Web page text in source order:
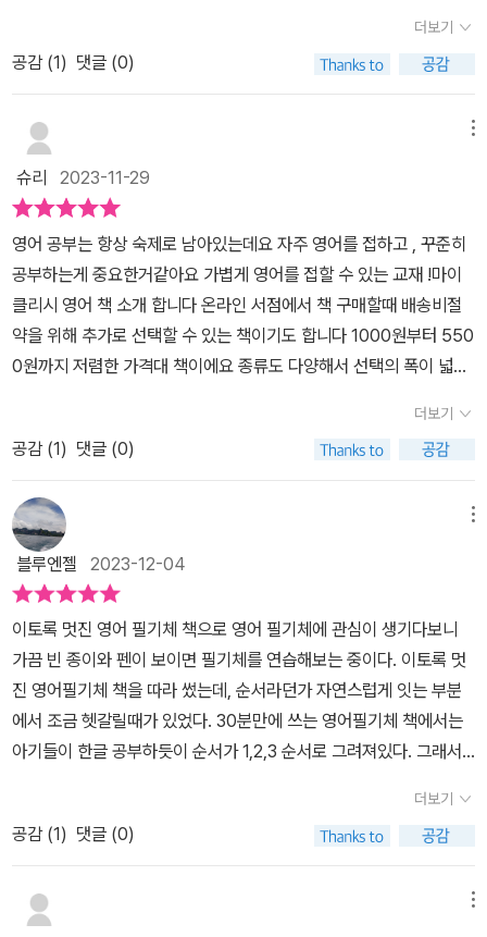
끝내는 영어 필기체 6가지 필기체! 공부 의욕이 샘솟는! + 공부명언
필기체 30>을 펼치는 순간,그때 그 교실 풍경이 스르르 떠오르더라
고요.반갑기도 하고, 괜히 웃음도 나고요.​점선 따라 쓰다 보니, 손이
먼저 기억하더라고요책 구성은 정말 단순해요.알파벳 하나당 여러 번
면 돼요.“아, 이래서 필사책은 고민할 게 없어서 좋은 거구나” 싶었어
요.머리는 쉬고, 손만 움직이는 시간요.처음엔 어색했는데몇 장 넘기
다 보니 손이 점점 부드러워지더라고요.예전에 그렇게 어렵게 느껴졌
던 필기체가“아, 원래 이렇게 이어지는 거였지” 하고 기억을 되찾는
느낌이었어요.​ 엄마 글씨를 못 읽겠다는 아이 옆에서 혼자 웃었어요
제가 필기체를 쓰고 있으니까옆에서 지켜보던 아이가 그러더라고
요.“엄마, 이게 뭐야? 하나도 못 알아보겠어.”그러면서 본인은 교과서
에 나오는 정자체가 최고라며굳이 굳이 정자체로 영어를 쓰겠대요.그
모습이 너무 웃기고 귀여워서 혼자 웃었어요.아이 눈에는 외계어처럼
느껴졌어요. 6가지 필기체로 쓰는 공부 명언, 의외로 힐링이에요이
책에서 제일 좋았던 부분은뒤쪽에 있는 공부 명언 30개였어요.같은
문장인데 필기체가 달라지니까느낌도 완전히 다르더라고요.문장을
읽는 게 아니라한 글자 한 글자 쓰면서 마음속에 천천히 담는 느낌이
었어요.공부 자극이 된다기보다“아, 나 지금 나를 위해 조용히 앉아
있구나”이런 기분이 들었어요.그래서 영어 공부라기보다는마음 정리
필사에 더 가까웠던 것 같아요. 정말 30분이면 끝나요, 그래서 더 좋
았어요책이 얇아요.진짜로 얇아서 부담이 없어요.“이거 언제 다 쓰
지?” 이런 생각이 안 들어서앉은 자리에서 끝내게 되더라고요.30분
쓰고 나면묘하게 뿌듯해요.끝냈다는 성취감이요. 필기체를 배운다기
보다, 다시 친해진 느낌이에요이 책은 필기체를 완벽하게 익히는 교
재라기보다는예전에 멀어졌던 필기체랑 다시 인사하는 책 같아요.못
읽어서, 쓰기 어려워서 괜히 멀리했던 영어 필기체요.막상 차분히 따
라 써 보니까“아, 그렇게 어려운 애는 아니었네” 싶었어요.영국이나
더보기
공감 (1) 댓글 (0)
슈리 2023-11-29
영어 공부는 항상 숙제로 남아있는데요 자주 영어를 접하고 , 꾸준히
공부하는게 중요한거같아요 가볍게 영어를 접할 수 있는 교재 !마이
클리시 영어 책 소개 합니다 ​온라인 서점에서 책 구매할때 배송비절
약을 위해 추가로 선택할 수 있는 책이기도 합니다 1000원부터 550
0원까지 저렴한 가격대 책이에요 ​종류도 다양해서 선택의 폭이 넓어
기에도 편한 크기 입니다 가방속에 쏙 들어갑니다 30분에 끝내는 영
어필기체 책 입니다 ​아주 오래전에는 영어 필기체도 따로 배웠던 시
절이 있었는데요요즘엔 필기체를 따로 학습하진 않아요 ​필기체를 더
이상 사용하지 않는 것일까요?​아직도 영국이나 호주에서는 필기체를
많이 사용하다고 합니다 ​이 책은 영어 필기체를 간편하게 30분만에
끝낼 수 있도록 구성되어 있어요 각 알파벳별로 연습할 수 있고 , 알파
벳 연습이 끝나면 문장도 읽어보고 따라 써 볼 수 있도록 구성되어 있
어요영어 필기체에는 관심이 많이 없었는데요 이 책을 통해서 접해보
니 쓰는 재미도 있고 , 읽는 재미도 있더라구요 ​무엇보다 부담없는 가
격에 다양한 영어 관련 도서를 접할 수 있다는게 가장 큰 장점이에요 ​
마이클리시 도서는 수준별로 다양한 책으로 구성되어 있어요 다른 책
들도 기회가 있다면 접해보고 싶네요 ​영어공부 !마이클리시 도서로
더보기
공감 (1) 댓글 (0)
블루엔젤 2023-12-04
이토록 멋진 영어 필기체 책으로 영어 필기체에 관심이 생기다보니
가끔 빈 종이와 펜이 보이면 필기체를 연습해보는 중이다. 이토록 멋
진 영어필기체 책을 따라 썼는데, 순서라던가 자연스럽게 잇는 부분
에서 조금 헷갈릴때가 있었다. 30분만에 쓰는 영어필기체 책에서는
아기들이 한글 공부하듯이 순서가 1,2,3 순서로 그려져있다. 그래서
이라서 기차로 이동할 때, 수능끝난 고등학생들이 가볍게 보기 좋겠
다. 영어 필기체다 보니 이토록 멋진 영어필기체 책과 약간씩 다른 기
교들도 보인다. 책을 보면서 따라쓰면 정말 금방 영어 필기체를 익힐
수 있겠다. 계속 연습중인데 꽤 자신감이 붙었다가도 읽어보려고 하
더보기
공감 (1) 댓글 (0)